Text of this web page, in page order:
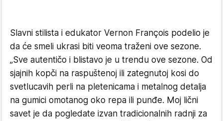
Slavni stilista i edukator Vernon François podelio je
da će smeli ukrasi biti veoma traženi ove sezone.
„Sve autentičo i blistavo je u trendu ove sezone. Od
sjajnih kopči na raspuštenoj ili zategnutoj kosi do
svetlucavih perli na pletenicama i metalnog detalja
na gumici omotanog oko repa ili punđe. Moj lični
savet je da pogledate izvan tradicionalnih radnji za